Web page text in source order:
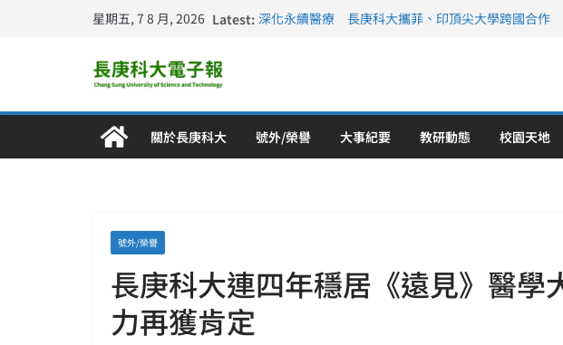
星期五, 7 8 月, 2026 Latest: 深化永續醫療 長庚科大攜菲、印頂尖大學跨國合作
關於長庚科大 號外/榮譽 大事紀要 教研動態 校園天地
號外/榮譽
長庚科大連四年穩居《遠見》醫學
力再獲肯定